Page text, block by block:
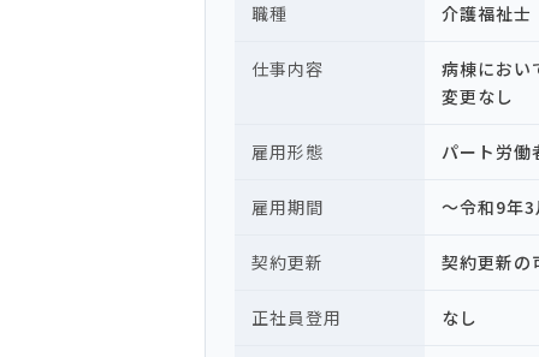
職種 介護福祉
仕事内容
病棟に
変更なし
雇用形態 パート労働
雇用期間 ～令和9年
契約更新 契約更新
正社員登用 なし